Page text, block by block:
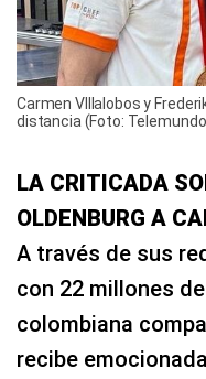
Carmen VIllalobos y
distancia (Foto:
LA CRITICADA
OLDENBURG A
A través de sus
con 22 millones
colombiana
recibe